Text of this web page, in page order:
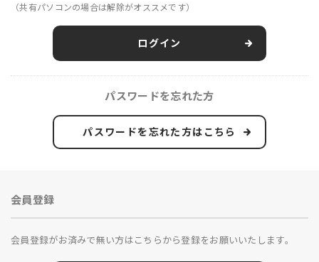
（共有パソコンの場合は解除がオススメです）
ログイン
パスワードを忘れた方
パスワードを忘れた方はこちら
会員登録
会員登録がお済みで無い方はこちらから登録をお願いいたします。